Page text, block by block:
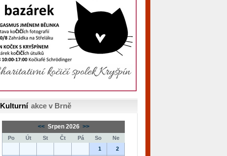
Kulturní akce v Brně
<< Srpen 2026 >>
Po Út St Čt Pá So
Ne
1
2